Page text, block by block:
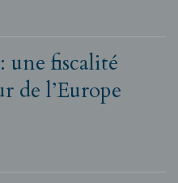
une fiscalité
de l’Europe